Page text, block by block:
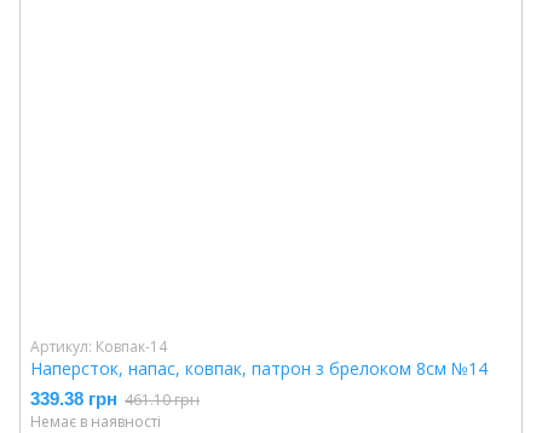
Артикул: Ковпак-14
Наперсток, напас, ковпак, патрон з брелоком 8см №14
339.38 грн 461.10 грн
Немає в наявності